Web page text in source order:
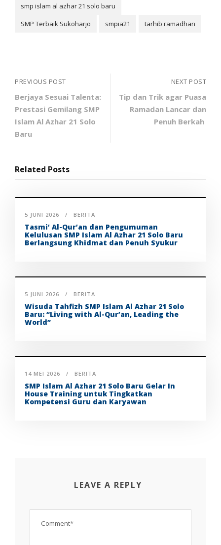
smp islam al azhar 21 solo baru
SMP Terbaik Sukoharjo
smpia21 tarhib ramadhan
PREVIOUS POST
Berjaya Sesuai Talenta:
Prestasi Gemilang SMP
Islam Al Azhar 21 Solo
Baru
NEXT POST
Tip dan Trik agar Puasa
Ramadan Lancar dan
Penuh Berkah
Related Posts
5 JUNI 2026 BERITA
Tasmi’ Al-Qur’an dan Pengumuman
Kelulusan SMP Islam Al Azhar 21 Solo Baru
Berlangsung Khidmat dan Penuh Syukur
5 JUNI 2026 BERITA
Wisuda Tahfizh SMP Islam Al Azhar 21 Solo
Baru: “Living with Al-Qur’an, Leading the
World”
14 MEI 2026 BERITA
SMP Islam Al Azhar 21 Solo Baru Gelar In
House Training untuk Tingkatkan
Kompetensi Guru dan Karyawan
LEAVE A REPLY